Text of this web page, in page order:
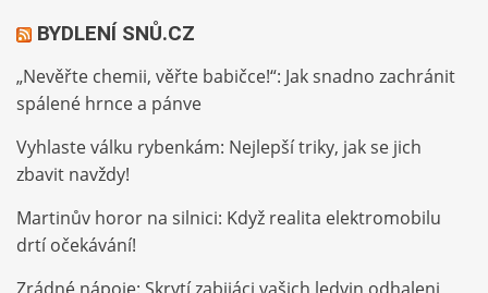
BYDLENÍ SNŮ.CZ
„Nevěřte chemii, věřte babičce!“: Jak snadno zachránit
spálené hrnce a pánve
Vyhlaste válku rybenkám: Nejlepší triky, jak se jich
zbavit navždy!
Martinův horor na silnici: Když realita elektromobilu
drtí očekávání!